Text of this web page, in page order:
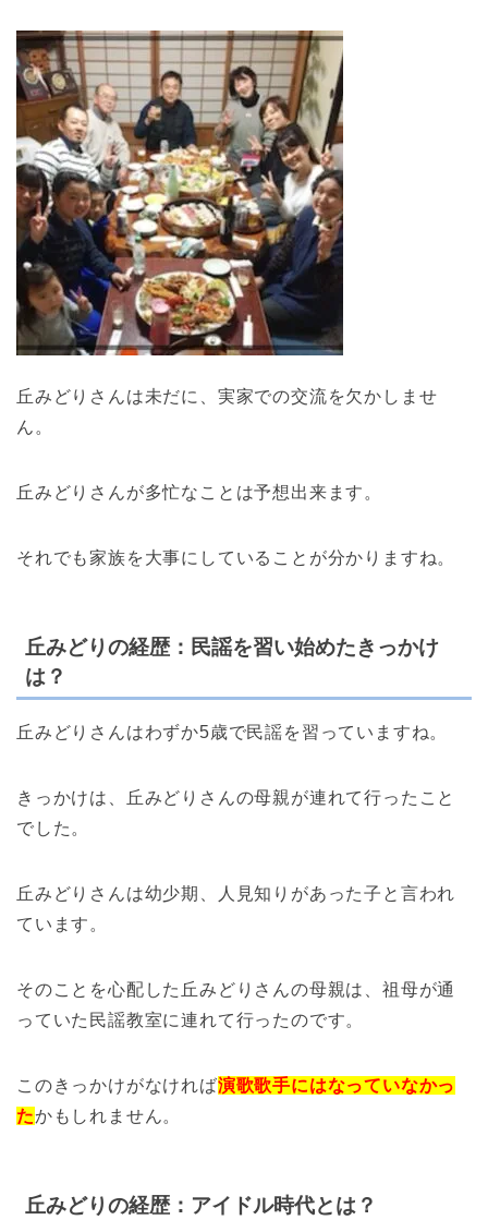
丘みどりさんは未だに、実家での交流を欠かしませ
ん。
丘みどりさんが多忙なことは予想出来ます。
それでも家族を大事にしていることが分かりますね。
丘みどりの経歴：民謡を習い始めたきっかけ
は？
丘みどりさんはわずか5歳で民謡を習っていますね。
きっかけは、丘みどりさんの母親が連れて行ったこと
でした。
丘みどりさんは幼少期、人見知りがあった子と言われ
ています。
そのことを心配した丘みどりさんの母親は、祖母が通
っていた民謡教室に連れて行ったのです。
このきっかけがなければ演歌歌手にはなっていなかっ
たかもしれません。
丘みどりの経歴：アイドル時代とは？